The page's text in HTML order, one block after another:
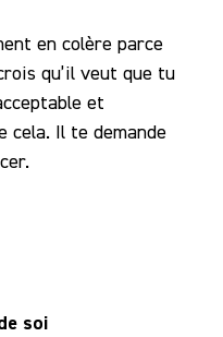
en colère parce
qu’il veut que tu
et
Il te demande
soi